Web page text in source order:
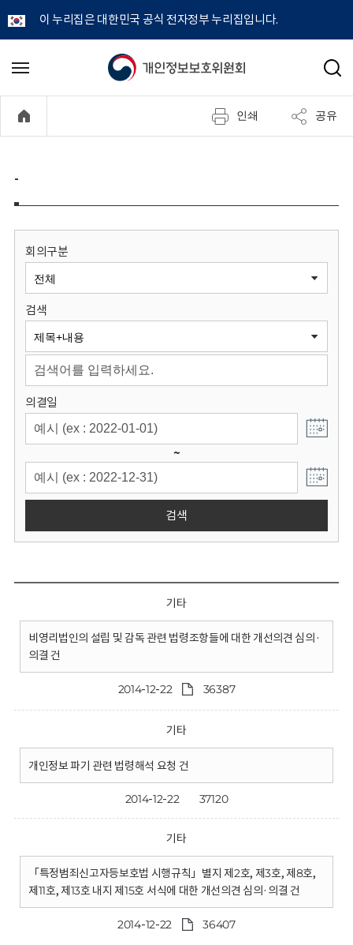
이 누리집은 대한민국 공식 전자정부 누리집입니다.
개
정
보
원
회
메
기
검
인쇄 공유
-
회의구분
검색
의결일
~
검색
기타
비영리법인의 설립 및 감독 관련 법령조항들에 대한 개선의견 심의·
의결 건
2014-12-22 36387
기타
개인정보 파기 관련 법령해석 요청 건
2014-12-22 37120
기타
「특정범죄신고자등보호법 시행규칙」별지 제2호, 제3호, 제8호,
제11호, 제13호 내지 제15호 서식에 대한 개선의견 심의·의결 건
2014-12-22 36407